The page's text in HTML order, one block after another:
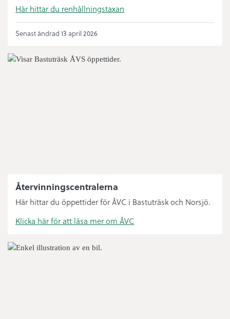
Här hittar du renhållningstaxan
Senast ändrad 13 april 2026
Återvinningscentralerna
Här hittar du öppettider för ÅVC i Bastuträsk och Norsjö.
Klicka här för att läsa mer om ÅVC